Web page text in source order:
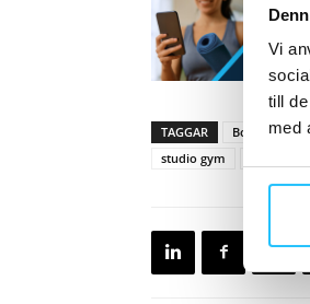
Vi
till
med
TAGGAR Boutique
studio gym